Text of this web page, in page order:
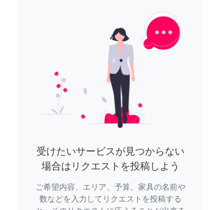
受けたいサービスが見つからない
場合はリクエストを投稿しよう
ご希望内容、エリア、予算、家具の名前や
数などを入力してリクエストを投稿する